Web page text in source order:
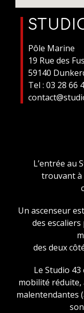
Pôle Marine
19 Rue des
59140
Tel : 03 28 66
L’entrée au
trouvant à
Un ascenseur
des escaliers
des deux
Le Studio
mobilité réduite,
malentendantes